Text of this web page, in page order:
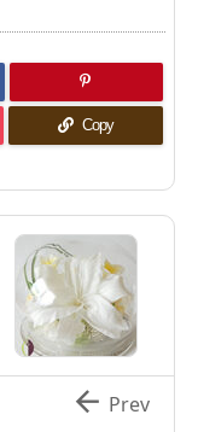
Copy
 Prev